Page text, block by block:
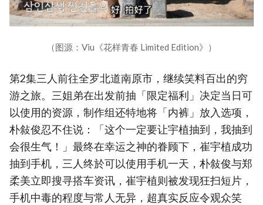
（图源：Viu《花样青春 Limited Edition》）
第2集三人前往全罗北道南原市，继续笑料百出的穷
游之旅。三姐弟在出发前抽「限定福利」决定当日可
以使用的资源，制作组还特地将「内裤」放入选项，
朴敍俊忍不住说：「这个一定要让宇植抽到，我抽到
会很生气！」最终在幸运之神的眷顾下，崔宇植成功
抽到手机，三人终於可以使用手机一天，朴敍俊与郑
柔美立即搜寻搭车资讯，崔宇植则被发现狂扫短片，
手机中毒的程度与常人无异，超真实反应令观众笑